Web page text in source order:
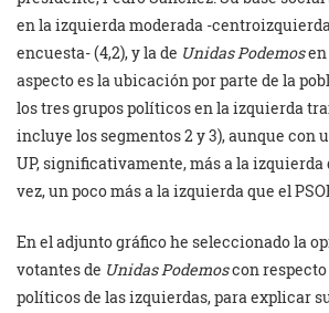
en la izquierda moderada -
encuesta- (4,2), y la de Unidas Podemosen
aspecto es la ubicación por parte de la
los tres grupos políticos en la izquierda
incluye los segmentos 2 y 3), aunque con
UP, significativamente, más a la izquierda
vez, un poco más a la izquierda que el
En el adjunto gráfico he seleccionado la
votantes de Unidas Podemoscon
políticos de las izquierdas, para explicar